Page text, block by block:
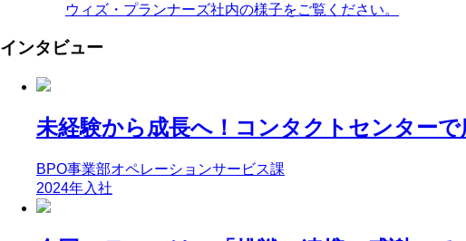
ウィズ・プランナーズ社内の様子をご覧ください。
インタビュー
未経験から成長へ！コンタクトセンター
BPO事業部オペレーションサービス課
2024年入社